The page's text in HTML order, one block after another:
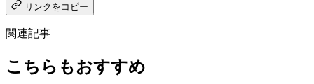
リンクをコピー
関連記事
こちらもおすすめ